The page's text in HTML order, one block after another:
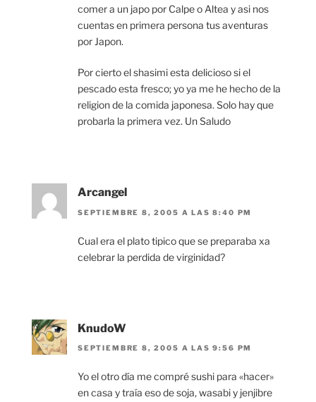
comer a un japo por Calpe o Altea y asi nos
cuentas en primera persona tus aventuras
por Japon.
Por cierto el shasimi esta delicioso si el
pescado esta fresco; yo ya me he hecho de la
religion de la comida japonesa. Solo hay que
probarla la primera vez. Un Saludo
Arcangel
SEPTIEMBRE 8, 2005 A LAS 8:40 PM
Cual era el plato tipico que se preparaba xa
celebrar la perdida de virginidad?
KnudoW
SEPTIEMBRE 8, 2005 A LAS 9:56 PM
Yo el otro día me compré sushi para «hacer»
en casa y traía eso de soja, wasabi y jenjibre